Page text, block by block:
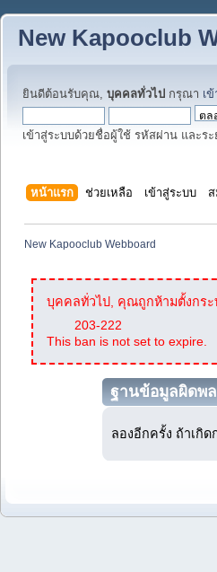
New Kapooclub
ยินดีต้อนรับคุณ, บุคคลทั่วไป กรุณา เ
เข้าสู่ระบบด้วยชื่อผู้ใช้ รหัสผ่าน และระ
หน้าแรก ช่วยเหลือ เข้าสู่ระบบ
New Kapooclub Webboard
บุคคลทั่วไป, คุณถูกห้ามตั้งกร
203-222
This ban is not set to expire.
ฐานข้อมูลผิดพ
ลองอีกครั้ง ถ้าเกิ